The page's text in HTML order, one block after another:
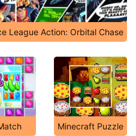
League Action: Orbital Chase
Minecraft Puzzle